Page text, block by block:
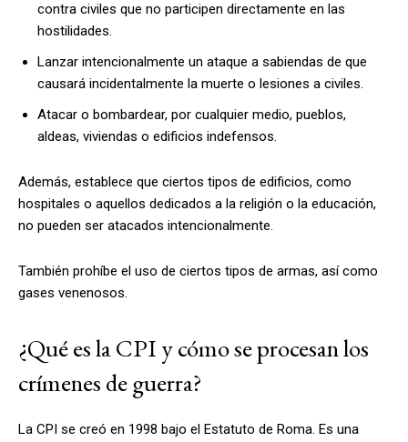
contra civiles que no participen directamente en las
hostilidades.
Lanzar intencionalmente un ataque a sabiendas de que
causará incidentalmente la muerte o lesiones a civiles.
Atacar o bombardear, por cualquier medio, pueblos,
aldeas, viviendas o edificios indefensos.
Además, establece que ciertos tipos de edificios, como
hospitales o aquellos dedicados a la religión o la educación,
no pueden ser atacados intencionalmente.
También prohíbe el uso de ciertos tipos de armas, así como
gases venenosos.
¿Qué es la CPI y cómo se procesan los
crímenes de guerra?
La CPI se creó en 1998 bajo el Estatuto de Roma. Es una